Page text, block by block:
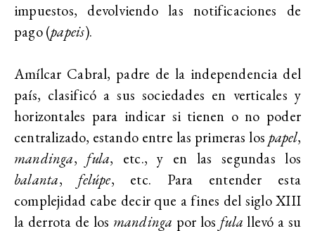
impuestos, devolviendo las notificaciones de
pago (papeis).
Amílcar Cabral, padre de la independencia del
país, clasificó a sus sociedades en verticales y
horizontales para indicar si tienen o no poder
centralizado, estando entre las primeras los papel,
mandinga, fula, etc., y en las segundas los
balanta, felúpe, etc. Para entender esta
complejidad cabe decir que a fines del siglo XIII
la derrota de los mandinga por los fula llevó a su